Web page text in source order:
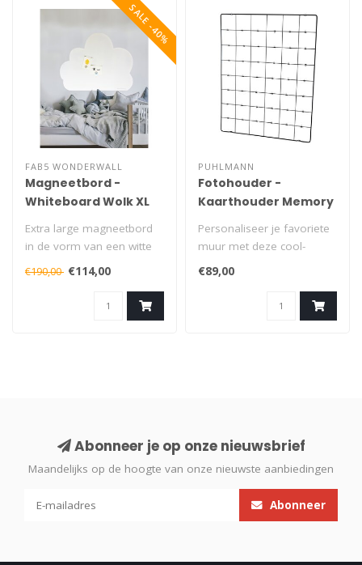
SALE -40%
FAB5 WONDERWALL
Magneetbord -
Whiteboard Wolk XL
Extra large magneetbord
in de vorm van een witte
wolk. De witte
magneetborden v..
€190,00 €114,00
PUHLMANN
Fotohouder -
Kaarthouder Memory
Personaliseer je favoriete
muur met deze cool-
zwarte houder voor 42
foto's, wen..
€89,00
Abonneer je op onze nieuwsbrief
Maandelijks op de hoogte van onze nieuwste aanbiedingen
Abonneer